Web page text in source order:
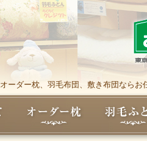
オーダー枕、羽毛布団、敷き布団なら